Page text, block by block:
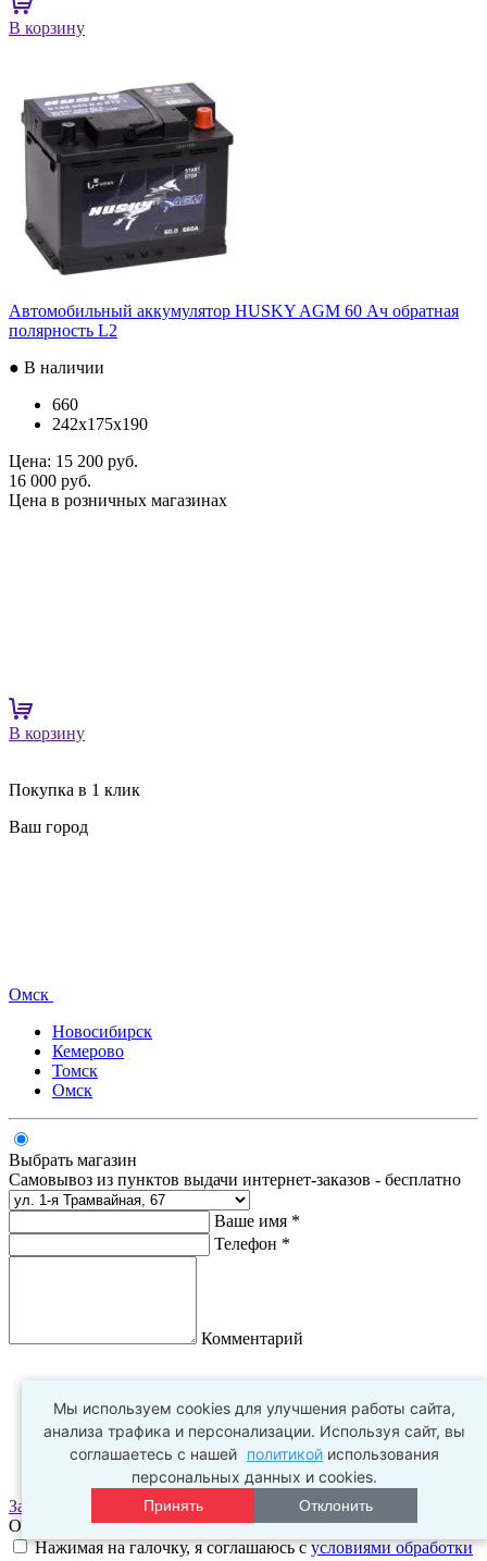
В корзину
Автомобильный аккумулятор HUSKY AGM 60 Ач обратная
полярность L2
● В наличии
660
242x175x190
Цена: 15 200 руб.
16 000 руб.
Цена в розничных магазинах
В корзину
Покупка в 1 клик
Ваш город
Омск
Новосибирск
Кемерово
Томск
Омск
Выбрать магазин
Самовывоз из пунктов выдачи интернет-заказов - бесплатно
Ваше имя *
Телефон *
Комментарий
Заказать
Оплата заказа происходит в пункте выдачи
Нажимая на галочку, я соглашаюсь сусловиями обработки
Мы используем cookies для улучшения работы сайта,
анализа трафика и персонализации. Используя сайт, вы
соглашаетесь с нашей политикой использования
персональных данных и cookies.
Принять Отклонить